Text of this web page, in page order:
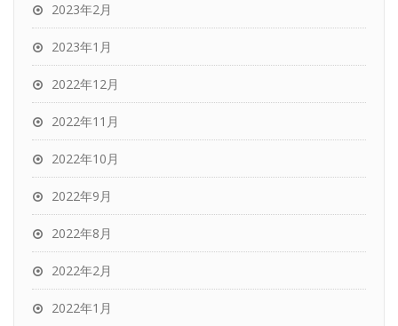
2023年2月
2023年1月
2022年12月
2022年11月
2022年10月
2022年9月
2022年8月
2022年2月
2022年1月